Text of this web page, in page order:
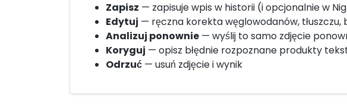
Zapisz — zapisuje wpis w historii (i opcjonalnie w
Edytuj — ręczna korekta węglowodanów, tłuszczu,
Analizuj ponownie — wyślij to samo zdjęcie
Koryguj — opisz błędnie rozpoznane produkty
Odrzuć — usuń zdjęcie i wynik